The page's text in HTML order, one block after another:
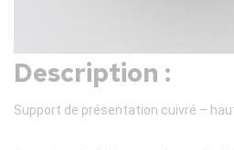
Description :
Support de présentation cuivré –